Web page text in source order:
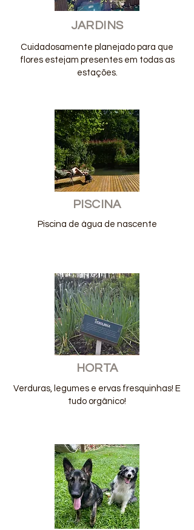
JARDINS
Cuidadosamente planejado para que
flores estejam presentes em todas as
estações.
PISCINA
Piscina de água de nascente
HORTA
Verduras, legumes e ervas fresquinhas! E
tudo orgânico!